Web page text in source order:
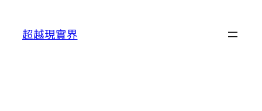
超越現實界